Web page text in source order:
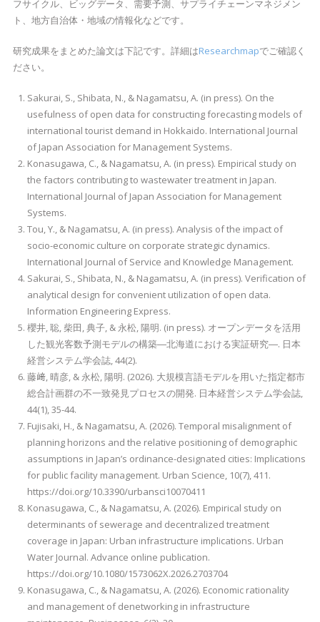
フサイクル、ビッグデータ、需要予測、サプライチェーンマネジメン
ト、地方自治体・地域の情報化などです。
研究成果をまとめた論文は下記です。詳細はResearchmapでご確認く
ださい。
Sakurai, S., Shibata, N., & Nagamatsu, A. (in press). On the
usefulness of open data for constructing forecasting models of
international tourist demand in Hokkaido. International Journal
of Japan Association for Management Systems.
Konasugawa, C., & Nagamatsu, A. (in press). Empirical study on
the factors contributing to wastewater treatment in Japan.
International Journal of Japan Association for Management
Systems.
Tou, Y., & Nagamatsu, A. (in press). Analysis of the impact of
socio-economic culture on corporate strategic dynamics.
International Journal of Service and Knowledge Management.
Sakurai, S., Shibata, N., & Nagamatsu, A. (in press). Verification of
analytical design for convenient utilization of open data.
Information Engineering Express.
櫻井, 聡, 柴田, 典子, & 永松, 陽明. (in press). オープンデータを活用
した観光客数予測モデルの構築―北海道における実証研究―. 日本
経営システム学会誌, 44(2).
藤﨑, 晴彦, & 永松, 陽明. (2026). 大規模言語モデルを用いた指定都市
総合計画群の不一致発見プロセスの開発. 日本経営システム学会誌,
44(1), 35-44.
Fujisaki, H., & Nagamatsu, A. (2026). Temporal misalignment of
planning horizons and the relative positioning of demographic
assumptions in Japan’s ordinance-designated cities: Implications
for public facility management. Urban Science, 10(7), 411.
https://doi.org/10.3390/urbansci10070411
Konasugawa, C., & Nagamatsu, A. (2026). Empirical study on
determinants of sewerage and decentralized treatment
coverage in Japan: Urban infrastructure implications. Urban
Water Journal. Advance online publication.
https://doi.org/10.1080/1573062X.2026.2703704
Konasugawa, C., & Nagamatsu, A. (2026). Economic rationality
and management of denetworking in infrastructure